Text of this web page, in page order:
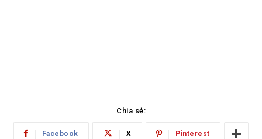
Chia sẻ:
Facebook X Pinterest